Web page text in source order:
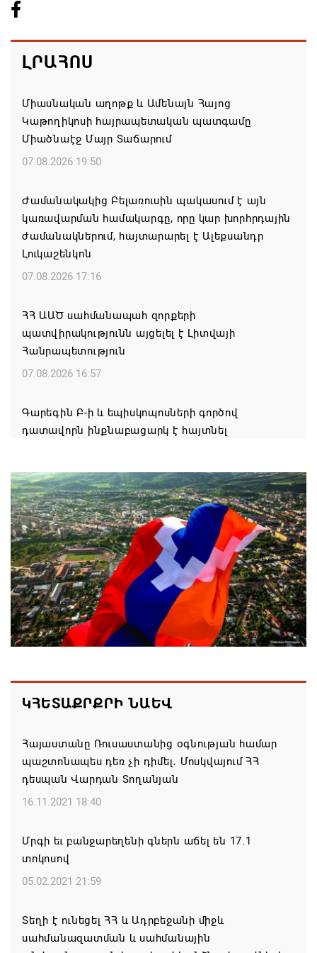
ԼՐԱՀՈՍ
Միասնական աղոթք և Ամենայն Հայոց
Կաթողիկոսի հայրապետական պատգամը
Միածնաէջ Մայր Տաճարում
07.08.2026 19:50
Ժամանակակից Բելառուսին պակասում է այն
կառավարման համակարգը, որը կար խորհրդային
ժամանակներում, հայտարարել է Ալեքսանդր
Լուկաշենկոն
07.08.2026 17:16
ՀՀ ԱԱԾ սահմանապահ զորքերի
պատվիրակությունն այցելել է Լիտվայի
Հանրապետություն
07.08.2026 16:57
Գարեգին Բ-ի և եպիսկոպոսների գործով
դատավորն ինքնաբացարկ է հայտնել
Թուրքիան, Սաուդյան Արաբիան և Պակիստանը
ռազմական դաշինք ստեղծելու մասին
համաձայնագիր են ստորագրել
07.08.2026 16:43
Հայ ժողովուրդն է ընտրում Հայոց Հայրապետին և
հեռացնելու ընթացակարգ չկա
07.08.2026 16:39
նիստը կանցկացվի դռնփակ
07.08.2026 16:34
ՀՐԱՎԻՐՈՒՄ ԵՆՔ ՄԻԱՍԻՆ ՆՇԵԼՈՒ ՏԱՇՏՈՒՆ
ԲՆԱԿԱՎԱՅՐԻ ՕՐԸ
07.08.2026 16:21
նախաձեռնությամբ ճանապարհաշինական
մեծածավալ աշխատանքներ՝ գյուղական
բնակավայրերում
Ռուսաստանի բանակը «Իսկանդերով» հարվածել է
ԿՀԵՏԱՔՐՔՐԻ ՆԱԵՎ
Հայաստանը Ռուսաստանից օգնության համար
պաշտոնապես դեռ չի դիմել․ Մոսկվայում ՀՀ
դեսպան Վարդան Տողանյան
16.11.2021 18:40
Մրգի եւ բանջարեղենի գներն աճել են 17.1
տոկոսով
05.02.2021 21:59
Տեղի է ունեցել ՀՀ և Ադրբեջանի միջև
սահմանազատման և սահմանային